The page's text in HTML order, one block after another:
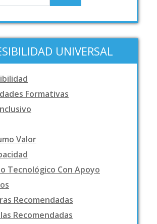
UNIVERSAL
Formativas
Valor
Tecnológico Con Apoyo
Recomendadas
Recomendadas